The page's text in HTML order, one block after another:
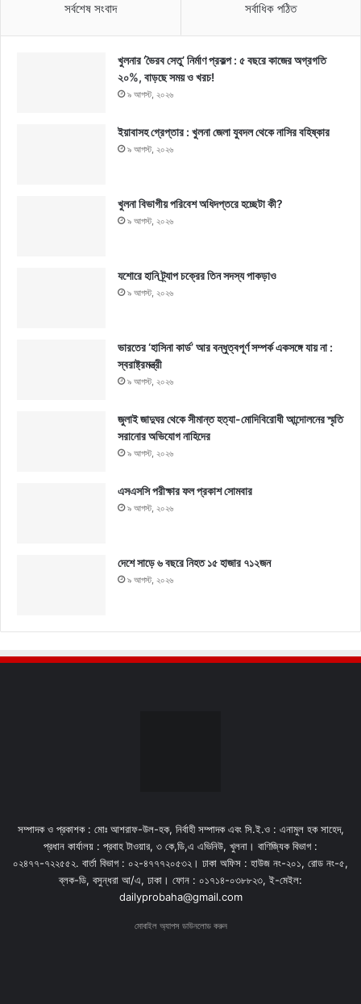
সর্বশেষ সংবাদ সর্বাধিক পঠিত
খুলনার ‘ভৈরব সেতু’ নির্মাণ প্রকল্প : ৫ বছরে কাজের অগ্রগতি
২০%, বাড়ছে সময় ও খরচ!
৯ আগস্ট, ২০২৬
ইয়াবাসহ গ্রেপ্তার : খুলনা জেলা যুবদল থেকে নাসির বহিষ্কার
৯ আগস্ট, ২০২৬
খুলনা বিভাগীয় পরিবেশ অধিদপ্তরে হচ্ছেটা কী?
৯ আগস্ট, ২০২৬
যশোরে হানি ট্র্যাপ চক্রের তিন সদস্য পাকড়াও
৯ আগস্ট, ২০২৬
ভারতের ‘হাসিনা কার্ড’ আর বন্ধুত্বপূর্ণ সম্পর্ক একসঙ্গে যায় না :
স্বরাষ্ট্রমন্ত্রী
৯ আগস্ট, ২০২৬
জুলাই জাদুঘর থেকে সীমান্ত হত্যা-মোদিবিরোধী আন্দোলনের স্মৃতি
সরানোর অভিযোগ নাহিদের
৯ আগস্ট, ২০২৬
এসএসসি পরীক্ষার ফল প্রকাশ সোমবার
৯ আগস্ট, ২০২৬
দেশে সাড়ে ৬ বছরে নিহত ১৫ হাজার ৭১২জন
৯ আগস্ট, ২০২৬
সম্পাদক ও প্রকাশক : মোঃ আশরাফ-উল-হক, নির্বাহী সম্পাদক এবং সি.ই.ও : এনামুল হক সাহেদ,
প্রধান কার্যালয় : প্রবাহ টাওয়ার, ৩ কে,ডি,এ এভিনিউ, খুলনা। বাণিজ্যিক বিভাগ :
০২৪৭৭-৭২২৫৫২. বার্তা বিভাগ : ০২-৪৭৭৭২০৫৩২। ঢাকা অফিস : হাউজ নং-২০১, রোড নং-৫,
ব্লক-ডি, বসুন্ধরা আ/এ, ঢাকা। ফোন : ০১৭১৪-০৩৮৮২৩, ই-মেইল:
dailyprobaha@gmail.com
মোবাইল অ্যাপস ডাউনলোড করুন